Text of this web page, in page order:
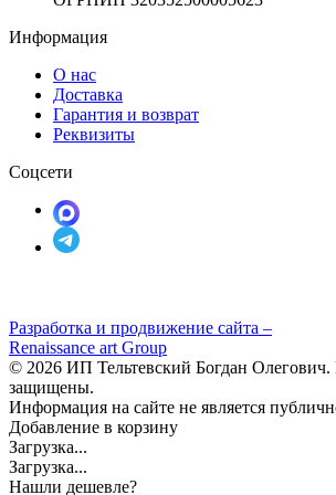
Информация
О нас
Доставка
Гарантия и возврат
Реквизиты
Соцсети
Разработка и продвижение сайта –
Renaissance art Group
© 2026 ИП Тельтевский Богдан Олегович.
защищены.
Информация на сайте не является
Добавление в корзину
Загрузка...
Загрузка...
Нашли дешевле?